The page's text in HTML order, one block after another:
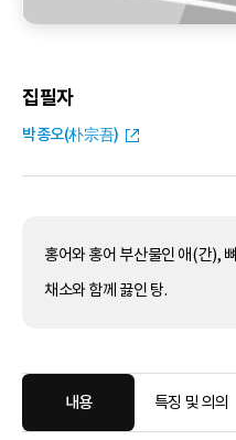
집필자
박종오(朴宗吾)
홍어와 홍어 부산물인 애(간),
채소와 함께 끓인 탕.
내용 특징 및 의의